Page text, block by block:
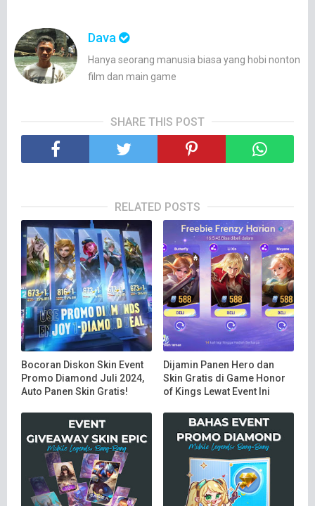
Dava
Hanya seorang manusia biasa yang hobi nonton
film dan main game
SHARE THIS POST
RELATED POSTS
Bocoran Diskon Skin Event
Promo Diamond Juli 2024,
Auto Panen Skin Gratis!
Dijamin Panen Hero dan
Skin Gratis di Game Honor
of Kings Lewat Event Ini